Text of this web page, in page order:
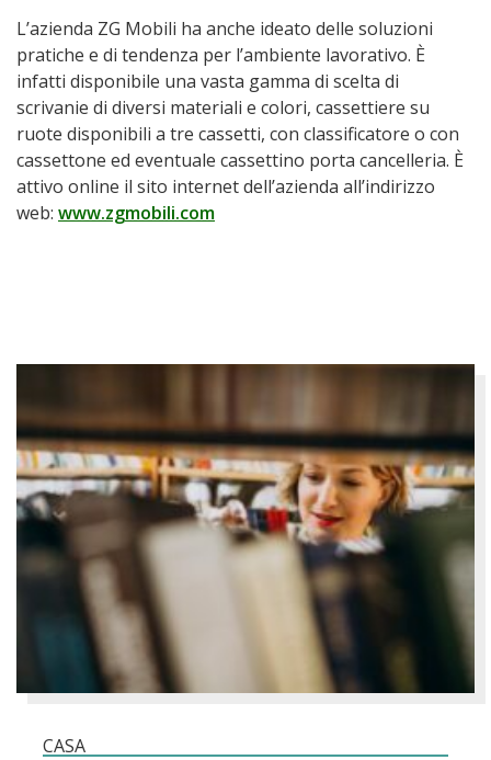
L’azienda ZG Mobili ha anche ideato delle soluzioni
pratiche e di tendenza per l’ambiente lavorativo. È
infatti disponibile una vasta gamma di scelta di
scrivanie di diversi materiali e colori, cassettiere su
ruote disponibili a tre cassetti, con classificatore o con
cassettone ed eventuale cassettino porta cancelleria. È
attivo online il sito internet dell’azienda all’indirizzo
web: www.zgmobili.com
CASA